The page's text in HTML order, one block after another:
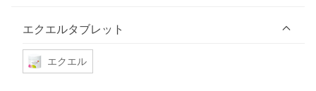
エクエルタブレット
エクエル